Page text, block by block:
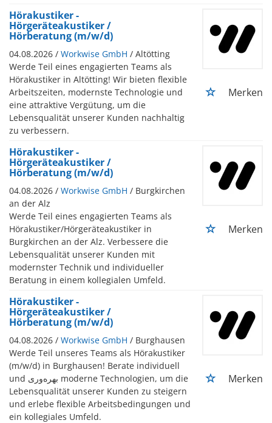
Hörakustiker -
Hörgeräteakustiker /
Hörberatung (m/w/d)
04.08.2026 / Workwise GmbH / Altötting
Werde Teil eines engagierten Teams als
Hörakustiker in Altötting! Wir bieten flexible
Arbeitszeiten, modernste Technologie und
eine attraktive Vergütung, um die
Lebensqualität unserer Kunden nachhaltig
zu verbessern.
Merken
Hörakustiker -
Hörgeräteakustiker /
Hörberatung (m/w/d)
04.08.2026 / Workwise GmbH / Burgkirchen
an der Alz
Werde Teil eines engagierten Teams als
Hörakustiker/Hörgeräteakustiker in
Burgkirchen an der Alz. Verbessere die
Lebensqualität unserer Kunden mit
modernster Technik und individueller
Beratung in einem kollegialen Umfeld.
Merken
Hörakustiker -
Hörgeräteakustiker /
Hörberatung (m/w/d)
04.08.2026 / Workwise GmbH / Burghausen
Werde Teil unseres Teams als Hörakustiker
(m/w/d) in Burghausen! Berate individuell
und بهره‌وری moderne Technologien, um die
Lebensqualität unserer Kunden zu steigern
und erlebe flexible Arbeitsbedingungen und
ein kollegiales Umfeld.
Merken